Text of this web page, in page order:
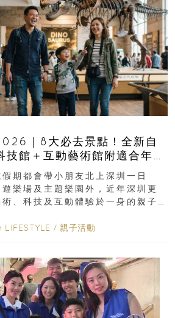
｜8大必去景點！全新自
技館＋互動藝術館附適合年
開放時間
期都會帶小朋友北上深圳一日
樂場及主題樂園外，近年深圳更
、科技及互動體驗於一身的親子
LIFESTYLE / 親子活動